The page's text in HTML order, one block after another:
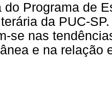
do Programa de
da PUC-
se nas
e na relação